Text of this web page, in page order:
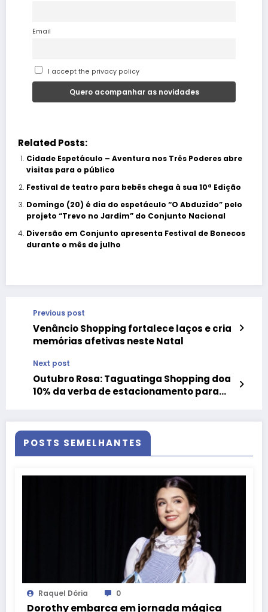
Email
I accept the privacy policy
Related Posts:
Cidade Espetáculo – Aventura nos Três Poderes abre
visitas para o público
Festival de teatro para bebês chega à sua 10ª Edição
Domingo (20) é dia do espetáculo “O Abduzido” pelo
projeto “Trevo no Jardim” do Conjunto Nacional
Diversão em Conjunto apresenta Festival de Bonecos
durante o mês de julho
Previous post
Venâncio Shopping fortalece laços e cria
memórias afetivas neste Natal
Next post
Outubro Rosa: Taguatinga Shopping doa
10% da verba de estacionamento para
POSTS SEMELHANTES
Raquel Dória 0
Dorothy embarca em jornada mágica